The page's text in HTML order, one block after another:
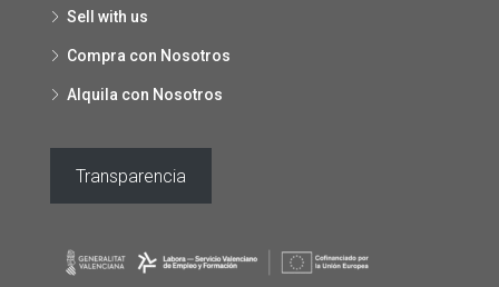
Sell with us
Compra con Nosotros
Alquila con Nosotros
Transparencia